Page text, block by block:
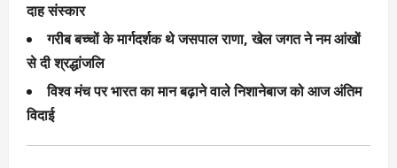
दाह संस्कार
गरीब बच्चों के मार्गदर्शक थे जसपाल राणा, खेल जगत ने नम आंखों
से दी श्रद्धांजलि
विश्व मंच पर भारत का मान बढ़ाने वाले निशानेबाज को आज अंतिम
विदाई